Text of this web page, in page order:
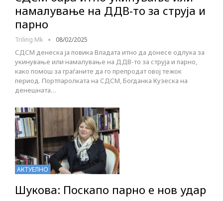
намалување на ДДВ-то за струја и
парно
Triling Mk 08/02/2025
СДСМ денеска ја повика Владата итно да донесе одлука за
укинување или намалување на ДДВ-то за струја и парно,
како помош за граѓаните да го препродат овој тежок
период. Портпаролката на СДСМ, Богданка Кузеска на
денешната…
АКТУЕЛНО
Шукова: Поскапо парно е нов удар